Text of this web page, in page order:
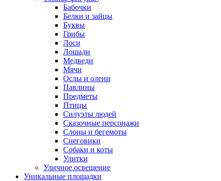
Бабочки
Белки и зайцы
Буквы
Грибы
Лоси
Лошади
Медведи
Мячи
Ослы и олени
Павлины
Предметы
Птицы
Силуэты людей
Сказочные персонажи
Слоны и бегемоты
Снеговики
Собаки и коты
Улитки
Уличное освещение
Уникальные площадки